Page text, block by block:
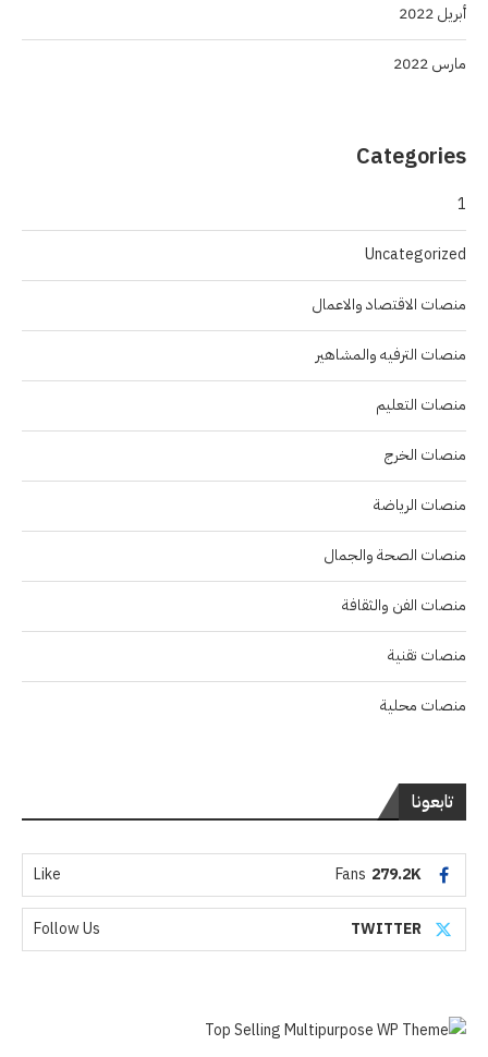
أبريل 2022
مارس 2022
Categories
1
Uncategorized
منصات الاقتصاد والاعمال
منصات الترفيه والمشاهير
منصات التعليم
منصات الخرج
منصات الرياضة
منصات الصحة والجمال
منصات الفن والثقافة
منصات تقنية
منصات محلية
تابعونا
279.2K
Fans
Like
TWITTER
Follow Us